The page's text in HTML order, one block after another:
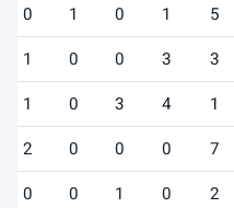
5
1
0
1
0
3
3
0
0
1
1
4
3
0
1
7
0
0
0
2
2
0
1
0
0